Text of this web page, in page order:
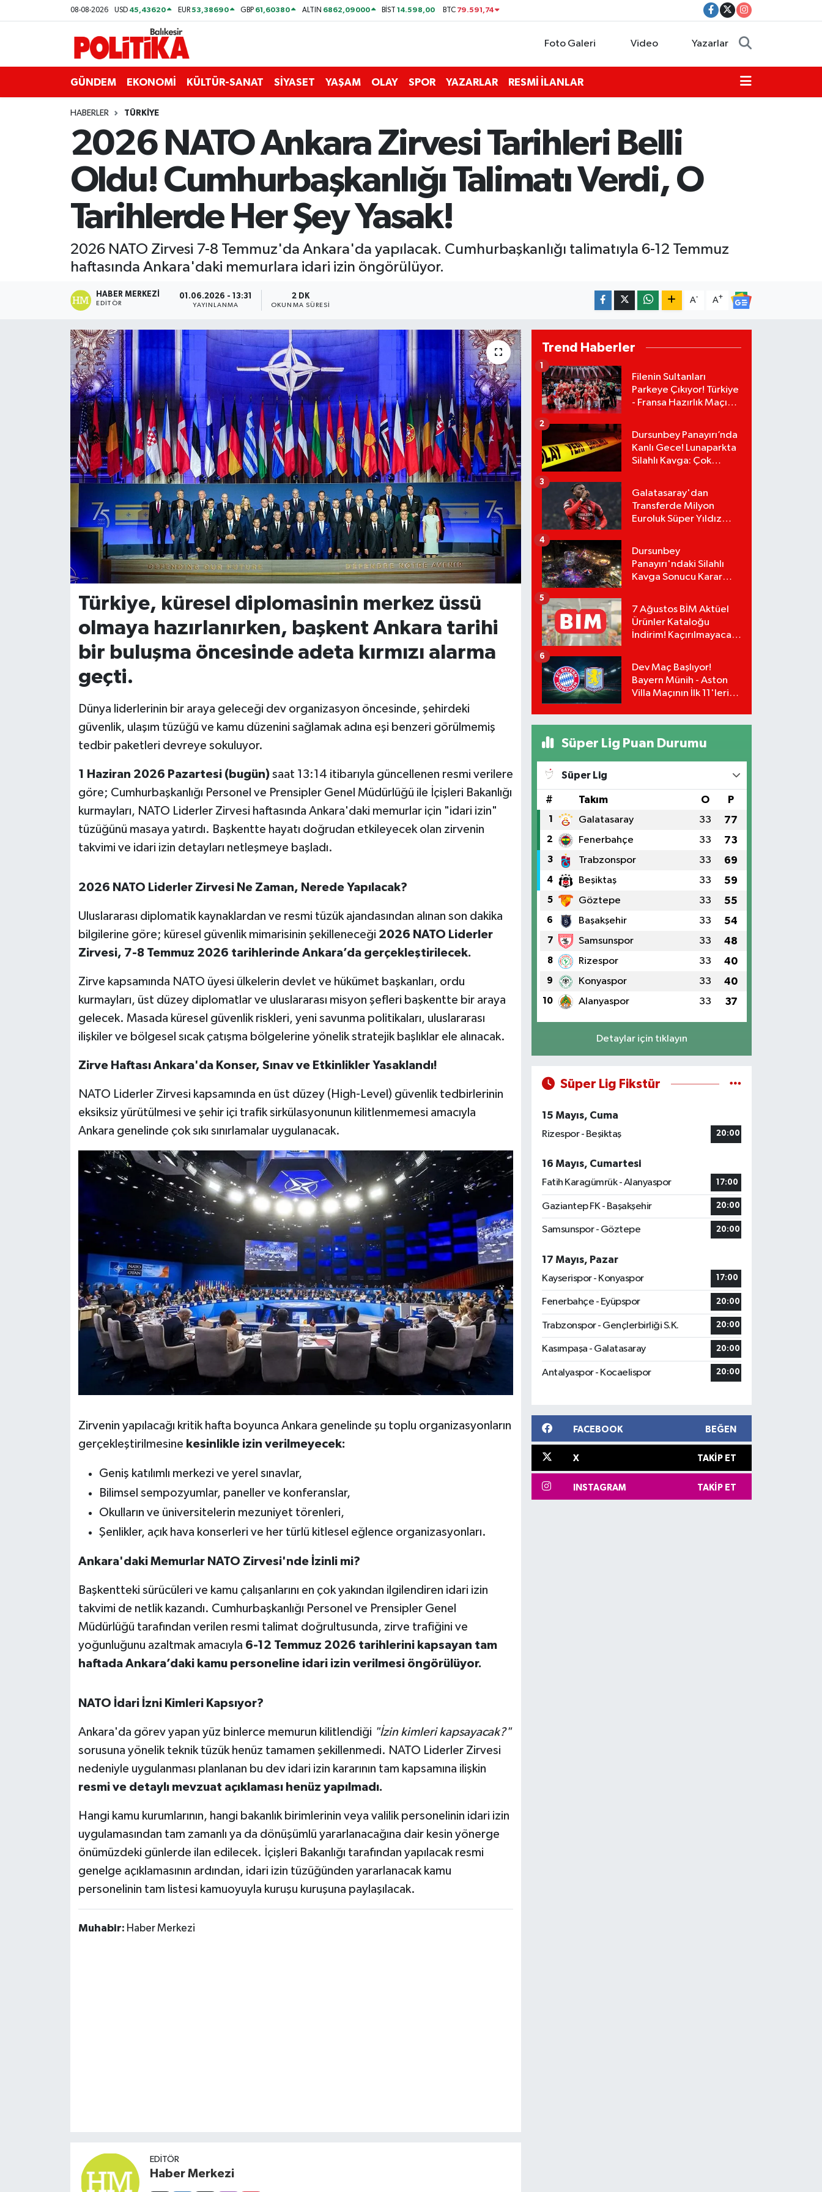
08-08-2026 USD 45,43620 EUR53,38690 GBP 61,60380 ALTIN 6862,09000 BİST14.598,00 BTC 79.591,74
Foto Galeri Video Yazarlar
GÜNDEM EKONOMİ KÜLTÜR-SANAT SİYASET YAŞAM OLAY SPOR YAZARLAR RESMİ İLANLAR
HABERLER TÜRKİYE
2026 NATO Ankara Zirvesi Tarihleri Belli
Oldu! Cumhurbaşkanlığı Talimatı Verdi, O
Tarihlerde Her Şey Yasak!
2026 NATO Zirvesi 7-8 Temmuz'da Ankara'da yapılacak. Cumhurbaşkanlığı talimatıyla 6-12 Temmuz
haftasında Ankara'daki memurlara idari izin öngörülüyor.
HABER MERKEZI
EDITÖR
01.06.2026 - 13:31
YAYINLANMA
2 DK
OKUNMA SÜRESI
A- A+
Türkiye, küresel diplomasinin merkez üssü
olmaya hazırlanırken, başkent Ankara tarihi
bir buluşma öncesinde adeta kırmızı alarma
geçti.
Dünya liderlerinin bir araya geleceği dev organizasyon öncesinde, şehirdeki
güvenlik, ulaşım tüzüğü ve kamu düzenini sağlamak adına eşi benzeri görülmemiş
tedbir paketleri devreye sokuluyor.
1 Haziran 2026 Pazartesi (bugün)saat 13:14 itibarıyla güncellenen resmi verilere
göre; Cumhurbaşkanlığı Personel ve Prensipler Genel Müdürlüğü ile İçişleri Bakanlığı
kurmayları, NATO Liderler Zirvesi haftasında Ankara'daki memurlar için "idari izin"
tüzüğünü masaya yatırdı. Başkentte hayatı doğrudan etkileyecek olan zirvenin
takvimi ve idari izin detayları netleşmeye başladı.
2026 NATO Liderler Zirvesi Ne Zaman, Nerede Yapılacak?
Uluslararası diplomatik kaynaklardan ve resmi tüzük ajandasından alınan son dakika
bilgilerine göre; küresel güvenlik mimarisinin şekilleneceği 2026 NATO Liderler
Zirvesi, 7-8 Temmuz 2026 tarihlerinde Ankara’da gerçekleştirilecek.
Zirve kapsamında NATO üyesi ülkelerin devlet ve hükümet başkanları, ordu
kurmayları, üst düzey diplomatlar ve uluslararası misyon şefleri başkentte bir araya
gelecek. Masada küresel güvenlik riskleri, yeni savunma politikaları, uluslararası
ilişkiler ve bölgesel sıcak çatışma bölgelerine yönelik stratejik başlıklar ele alınacak.
Zirve Haftası Ankara'da Konser, Sınav ve Etkinlikler Yasaklandı!
NATO Liderler Zirvesi kapsamında en üst düzey (High-Level) güvenlik tedbirlerinin
eksiksiz yürütülmesi ve şehir içi trafik sirkülasyonunun kilitlenmemesi amacıyla
Ankara genelinde çok sıkı sınırlamalar uygulanacak.
Zirvenin yapılacağı kritik hafta boyunca Ankara genelinde şu toplu organizasyonların
gerçekleştirilmesine kesinlikle izin verilmeyecek:
Geniş katılımlı merkezi ve yerel sınavlar,
Bilimsel sempozyumlar, paneller ve konferanslar,
Okulların ve üniversitelerin mezuniyet törenleri,
Şenlikler, açık hava konserleri ve her türlü kitlesel eğlence organizasyonları.
Ankara'daki Memurlar NATO Zirvesi'nde İzinli mi?
Başkentteki sürücüleri ve kamu çalışanlarını en çok yakından ilgilendiren idari izin
takvimi de netlik kazandı. Cumhurbaşkanlığı Personel ve Prensipler Genel
Müdürlüğü tarafından verilen resmi talimat doğrultusunda, zirve trafiğini ve
yoğunluğunu azaltmak amacıyla 6-12 Temmuz 2026 tarihlerini kapsayan tam
haftada Ankara’daki kamu personeline idari izin verilmesi öngörülüyor.
NATO İdari İzni Kimleri Kapsıyor?
Ankara'da görev yapan yüz binlerce memurun kilitlendiği "İzin kimleri kapsayacak?"
sorusuna yönelik teknik tüzük henüz tamamen şekillenmedi. NATO Liderler Zirvesi
nedeniyle uygulanması planlanan bu dev idari izin kararının tam kapsamına ilişkin
resmi ve detaylı mevzuat açıklaması henüz yapılmadı.
Hangi kamu kurumlarının, hangi bakanlık birimlerinin veya valilik personelinin idari izin
uygulamasından tam zamanlı ya da dönüşümlü yararlanacağına dair kesin yönerge
önümüzdeki günlerde ilan edilecek. İçişleri Bakanlığı tarafından yapılacak resmi
genelge açıklamasının ardından, idari izin tüzüğünden yararlanacak kamu
personelinin tam listesi kamuoyuyla kuruşu kuruşuna paylaşılacak.
Muhabir: Haber Merkezi
EDITÖR
Haber Merkezi
Trend Haberler
Filenin Sultanları
Parkeye Çıkıyor! Türkiye
- Fransa Hazırlık Maçı
1
Dursunbey Panayırı’nda
Kanlı Gece! Lunaparkta
Silahlı Kavga: Çok
2
Galatasaray'dan
Transferde Milyon
Euroluk Süper Yıldız
İmzalar An Meselesi!
3
Dursunbey
Panayırı'ndaki Silahlı
Kavga Sonucu Karar
Lunapark Kapatıldı!
4
7 Ağustos BİM Aktüel
Ürünler Kataloğu
İndirim! Kaçırılmayacak
5
Dev Maç Başlıyor!
Bayern Münih - Aston
Villa Maçının İlk 11'leri
6
Süper Lig Puan Durumu
Süper Lig
# Takım O P
1 Galatasaray 33 77
2 Fenerbahçe 33 73
3 Trabzonspor 33 69
4 Beşiktaş 33 59
5 Göztepe 33 55
6 Başakşehir 33 54
7 Samsunspor 33 48
8 Rizespor 33 40
9 Konyaspor 33 40
10 Alanyaspor 33 37
Detaylar için tıklayın
Süper Lig Fikstür
15 Mayıs, Cuma
Rizespor - Beşiktaş
20:00
16 Mayıs, Cumartesi
Fatih Karagümrük - Alanyaspor
17:00
Gaziantep FK - Başakşehir 20:00
Samsunspor - Göztepe 20:00
17 Mayıs, Pazar
Kayserispor - Konyaspor
17:00
Fenerbahçe - Eyüpspor 20:00
Trabzonspor - Gençlerbirliği S.K. 20:00
Kasımpaşa - Galatasaray 20:00
Antalyaspor - Kocaelispor 20:00
FACEBOOK BEĞEN
X TAKIP ET
INSTAGRAM TAKIP ET
ASTROLOJİ
Bandırma
BİYOGRAFİLER
EĞİTİM
EKONOMİ
KENT GÜNDEMİ
OTOMOTİV
Savaştepe
SEYAHAT
TARİHTE BUGÜN
TEKNOLOJİ
VİZYONDAKİLER
Balıkesir Nöbetçi Eczaneler
Balıkesir Hava Durumu
Balıkesir Namaz Vakitleri
Balıkesir Trafik Yoğunluk Haritası
Süper Lig Puan Durumu ve Fikstür
Tüm Manşetler
Haber Arşivi